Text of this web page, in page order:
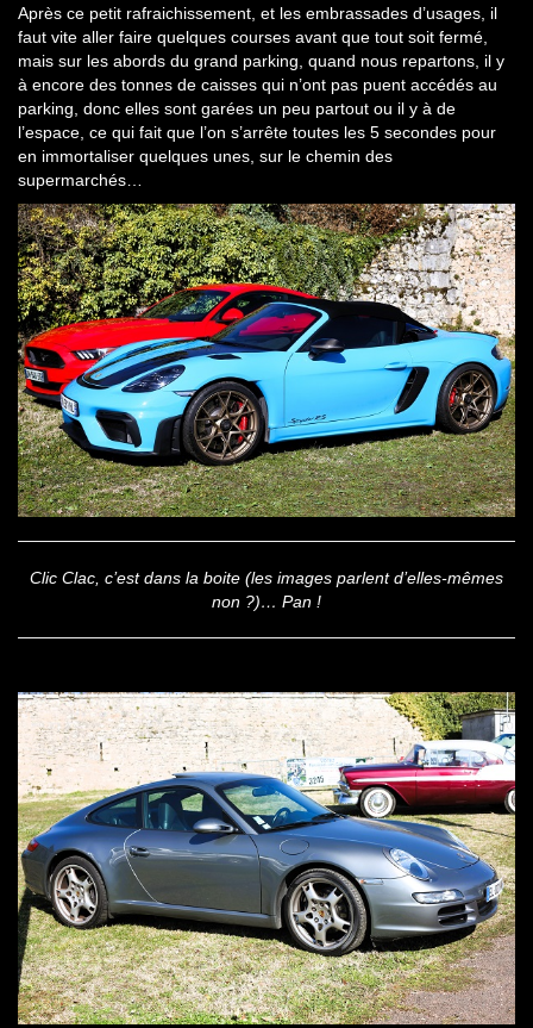
Après ce petit rafraichissement, et les embrassades d’usages, il
faut vite aller faire quelques courses avant que tout soit fermé,
mais sur les abords du grand parking, quand nous repartons, il y
à encore des tonnes de caisses qui n’ont pas puent accédés au
parking, donc elles sont garées un peu partout ou il y à de
l’espace, ce qui fait que l’on s’arrête toutes les 5 secondes pour
en immortaliser quelques unes, sur le chemin des
supermarchés…
Clic Clac, c’est dans la boite (les images parlent d’elles-mêmes
non ?)… Pan !